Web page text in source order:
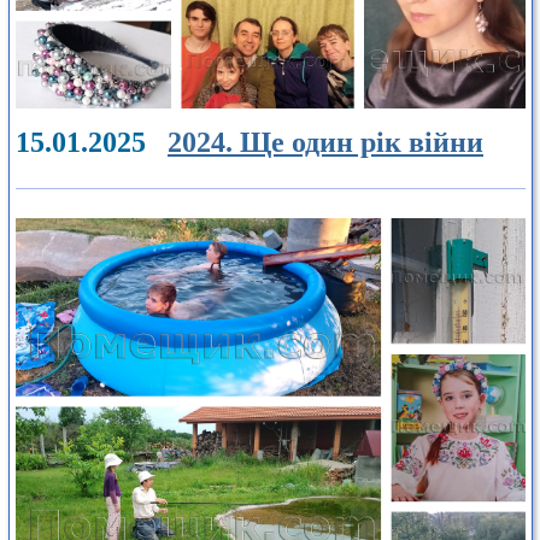
15.01.2025 2024. Ще один рік війни